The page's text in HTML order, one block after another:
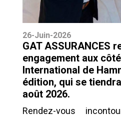
26-Juin-2026
GAT ASSURANCES
engagement aux
International de
édition, qui se
août 2026.
Rendez-vous